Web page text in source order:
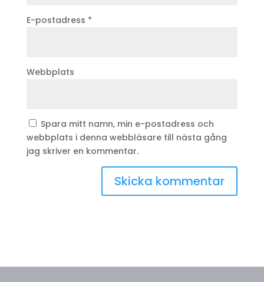
E-postadress *
Webbplats
Spara mitt namn, min e-postadress och
webbplats i denna webbläsare till nästa gång
jag skriver en kommentar.